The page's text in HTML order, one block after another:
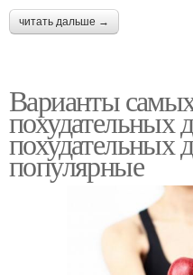
читать дальше →
Варианты
похудательных
похудательных
популярные